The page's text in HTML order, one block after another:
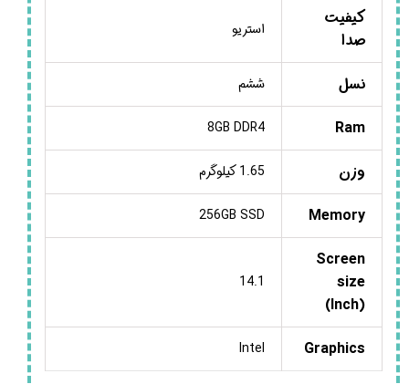
کیفیت
صدا
استریو
نسل ششم
Ram
8GB DDR4
وزن 1.65 کیلوگرم
Memory
256GB SSD
Screen
size
(Inch)
14.1
Graphics
Intel